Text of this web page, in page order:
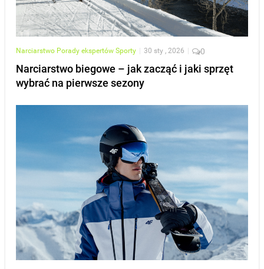
Narciarstwo Porady ekspertów Sporty | 30 sty , 2026 | 0
Narciarstwo biegowe – jak zacząć i jaki sprzęt
wybrać na pierwsze sezony